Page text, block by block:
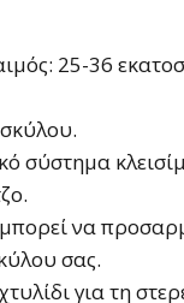
25-36
σύστημα
να
σας.
για τη